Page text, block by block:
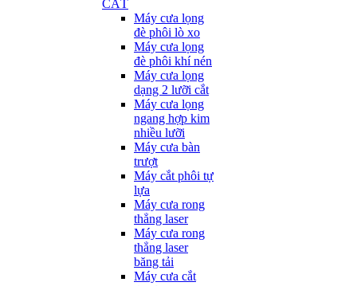
CẮT
Máy cưa lọng
đè phôi lò xo
Máy cưa lọng
đè phôi khí nén
Máy cưa lọng
dạng 2 lưỡi cắt
Máy cưa lọng
ngang hợp kim
nhiều lưỡi
Máy cưa bàn
trượt
Máy cắt phôi tự
lựa
Máy cưa rong
thẳng laser
Máy cưa rong
thẳng laser
băng tải
Máy cưa cắt